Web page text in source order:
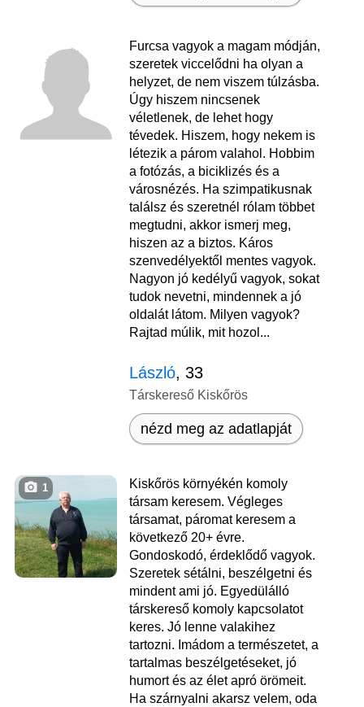
Furcsa vagyok a magam módján,
szeretek viccelődni ha olyan a
helyzet, de nem viszem túlzásba.
Úgy hiszem nincsenek
véletlenek, de lehet hogy
tévedek. Hiszem, hogy nekem is
létezik a párom valahol. Hobbim
a fotózás, a biciklizés és a
városnézés. Ha szimpatikusnak
találsz és szeretnél rólam többet
megtudni, akkor ismerj meg,
hiszen az a biztos. Káros
szenvedélyektől mentes vagyok.
Nagyon jó kedélyű vagyok, sokat
tudok nevetni, mindennek a jó
oldalát látom. Milyen vagyok?
Rajtad múlik, mit hozol...
László, 33
Társkereső Kiskőrös
nézd meg az adatlapját
1
Kiskőrös környékén komoly
társam keresem. Végleges
társamat, páromat keresem a
következő 20+ évre.
Gondoskodó, érdeklődő vagyok.
Szeretek sétálni, beszélgetni és
mindent ami jó. Egyedülálló
társkereső komoly kapcsolatot
keres. Jó lenne valakihez
tartozni. Imádom a természetet, a
tartalmas beszélgetéseket, jó
humort és az élet apró örömeit.
Ha szárnyalni akarsz velem, oda